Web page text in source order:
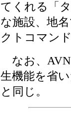
てくれる「
な施設、地
クトコマン
なお、
生機能を省
と同じ。